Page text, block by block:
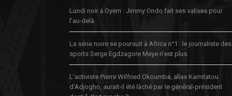
Lundi noir à Oyem : Jimmy Ondo fait ses valises pour
l’au-delà
La série noire se poursuit à Africa n°1 : le journaliste des
sports Serge Egdzagore Meye n’est plus
L’activiste Pierre Wilfried Okoumba, alias Kamitatou
d’Adjogho, aurait-il été lâché par le général-président